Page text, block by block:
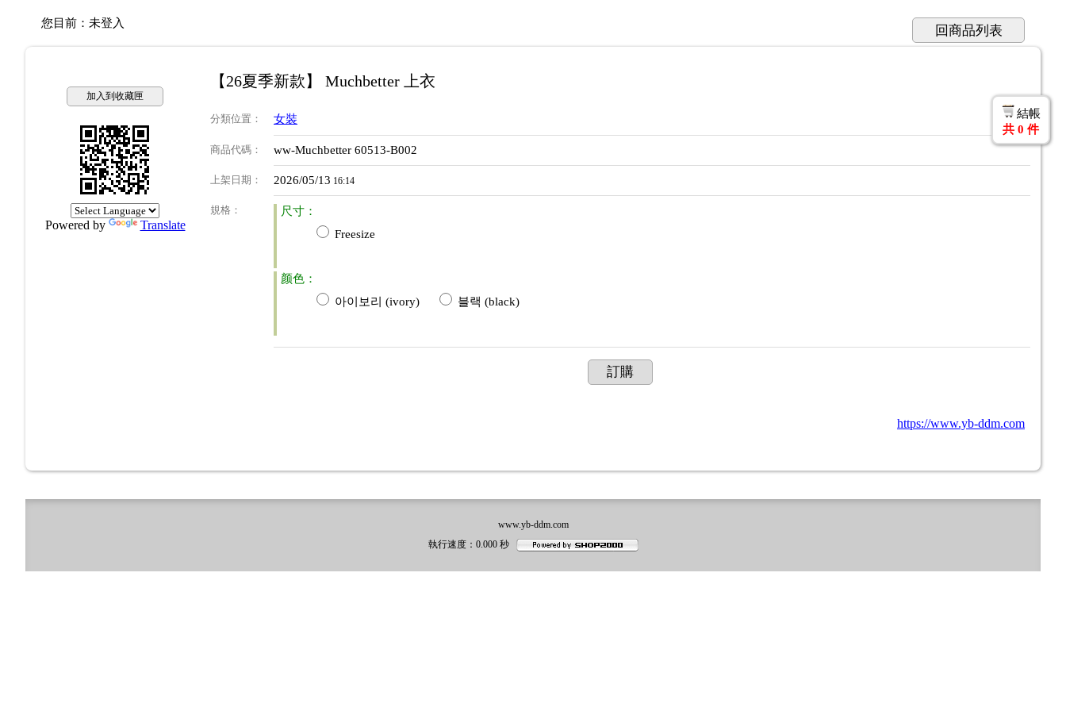
您目前： 未登入 回商品列表
加入到收藏匣
Powered by Translate
【26夏季新款】 Muchbetter 上衣
分類位置 ： 女裝
商品代碼 ： ww-Muchbetter 60513-B002
上架日期 ： 2026/05/13 16:14
規格 ：
尺寸：
Freesize
颜色：
아이보리 (ivory)
블랙 (black)
訂購
https://www.yb-ddm.com
結帳
共 0 件
www.yb-ddm.com
執行速度：0.000 秒